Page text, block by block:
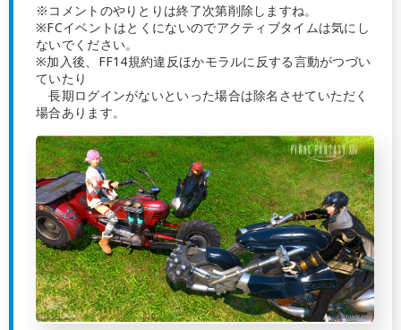
※コメントのやりとりは終了次第削除しますね。
※FCイベントはとくにないのでアクティブタイムは気にし
ないでください。
※加入後、FF14規約違反ほかモラルに反する言動がつづい
ていたり
長期ログインがないといった場合は除名させていただく
場合あります。